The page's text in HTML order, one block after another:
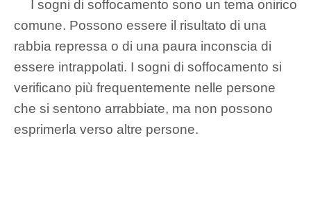
I sogni di soffocamento sono un tema onirico
comune. Possono essere il risultato di una
rabbia repressa o di una paura inconscia di
essere intrappolati. I sogni di soffocamento si
verificano più frequentemente nelle persone
che si sentono arrabbiate, ma non possono
esprimerla verso altre persone.